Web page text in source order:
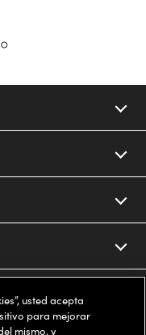
usted acepta
para mejorar
mismo, y